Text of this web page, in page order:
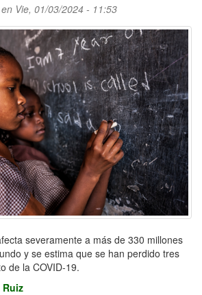
en Vie, 01/03/2024 - 11:53
severamente a más de 330 millones
y se estima que se han perdido tres
de la COVID-19.
Ruiz